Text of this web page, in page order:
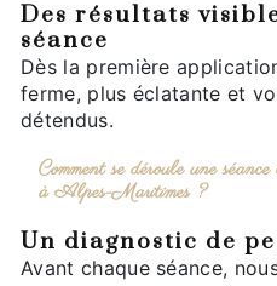
Des résultats visibles dès la première
séance
Dès la première application, la peau paraît plus
ferme, plus éclatante et
détendus.
Comment se déroule une séance de Massage Gua Sha XL
à Alpes-Maritimes ?
Un diagnostic de
Avant chaque séance, nous réalisons une analyse de